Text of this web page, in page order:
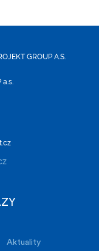
GROUP A.S.
a.s.
Aktuality